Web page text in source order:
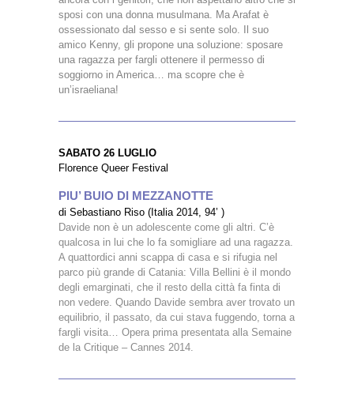
sposi con una donna musulmana. Ma Arafat è
ossessionato dal sesso e si sente solo. Il suo
amico Kenny, gli propone una soluzione: sposare
una ragazza per fargli ottenere il permesso di
soggiorno in America… ma scopre che è
un’israeliana!
SABATO 26 LUGLIO
Florence Queer Festival
PIU’ BUIO DI MEZZANOTTE
di Sebastiano Riso (Italia 2014, 94’ )
Davide non è un adolescente come gli altri. C’è
qualcosa in lui che lo fa somigliare ad una ragazza.
A quattordici anni scappa di casa e si rifugia nel
parco più grande di Catania: Villa Bellini è il mondo
degli emarginati, che il resto della città fa finta di
non vedere. Quando Davide sembra aver trovato un
equilibrio, il passato, da cui stava fuggendo, torna a
fargli visita… Opera prima presentata alla Semaine
de la Critique – Cannes 2014.